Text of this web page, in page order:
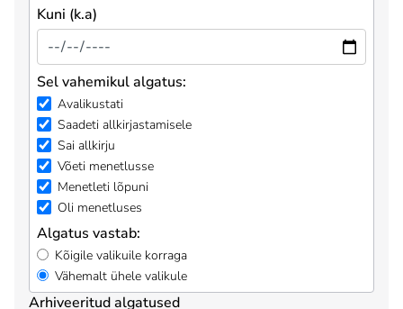
Kuni (k.a)
Sel vahemikul algatus:
Avalikustati
Saadeti allkirjastamisele
Sai allkirju
Võeti menetlusse
Menetleti lõpuni
Oli menetluses
Algatus vastab:
Kõigile valikuile korraga
Vähemalt ühele valikule
Arhiveeritud algatused